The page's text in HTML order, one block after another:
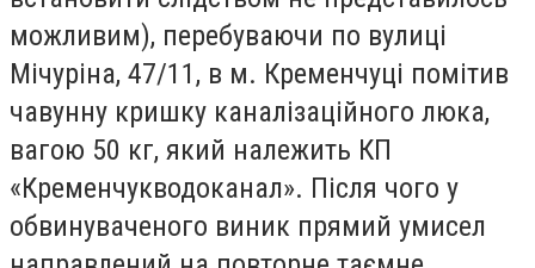
можливим), перебуваючи по вулиці
Мічуріна, 47/11, в м. Кременчуці помітив
чавунну кришку каналізаційного люка,
вагою 50 кг, який належить КП
«Кременчукводоканал». Після чого у
обвинуваченого виник прямий умисел